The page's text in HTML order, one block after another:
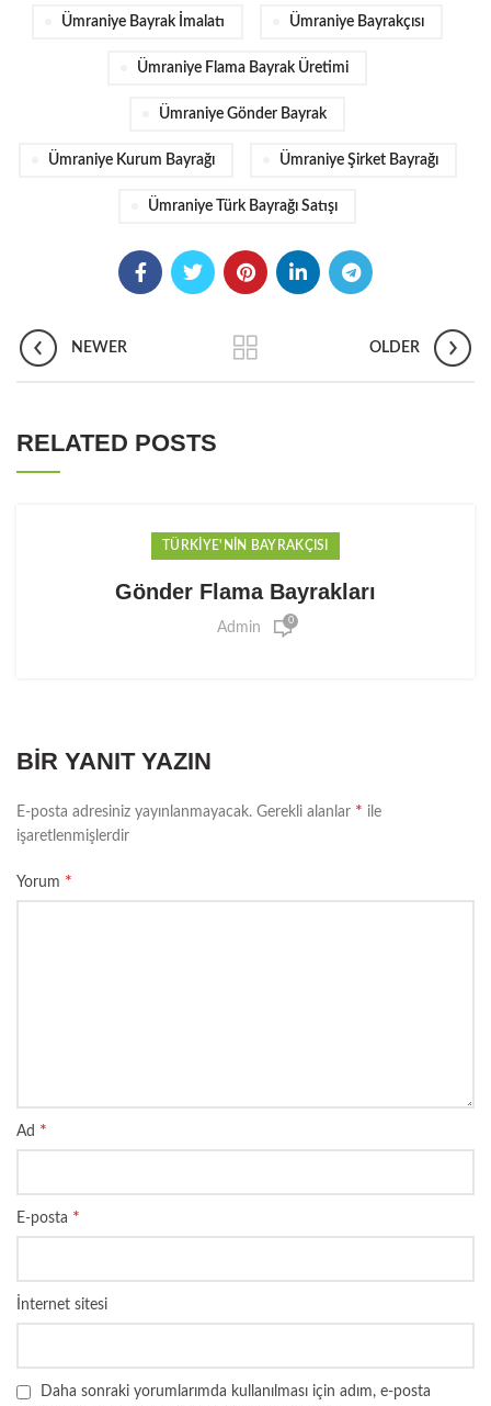
Ümraniye Bayrak İmalatı Ümraniye Bayrakçısı
Ümraniye Flama Bayrak Üretimi
Ümraniye Gönder Bayrak
Ümraniye Kurum Bayrağı Ümraniye Şirket Bayrağı
Ümraniye Türk Bayrağı Satışı
NEWER OLDER
RELATED POSTS
TÜRKIYE'NIN BAYRAKÇISI
Gönder Flama Bayrakları
Admin 0
BIR YANIT YAZIN
E-posta adresiniz yayınlanmayacak. Gerekli alanlar * ile
işaretlenmişlerdir
Yorum *
Ad *
E-posta *
İnternet sitesi
Daha sonraki yorumlarımda kullanılması için adım, e-posta